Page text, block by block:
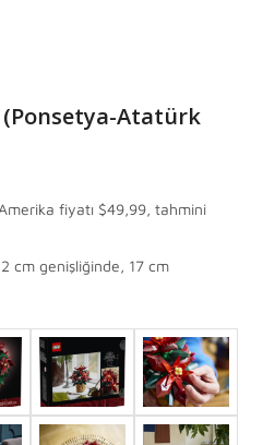
Atatürk
fiyatı $49,99, tahmini
cm genişliğinde, 17 cm